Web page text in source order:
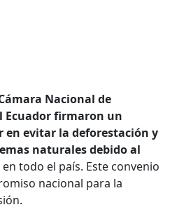
Nacional de
Ecuador firmaron un
en evitar la deforestación y
naturales debido al
en todo el país. Este convenio
nacional para la